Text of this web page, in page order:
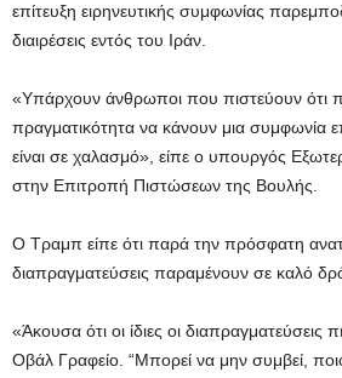
επίτευξη ειρηνευτικής συμφωνίας
διαιρέσεις εντός του Ιράν.
«Υπάρχουν άνθρωποι που πιστεύουν ότι
πραγματικότητα να κάνουν μια συμφωνία
είναι σε χαλασμό», είπε ο υπουργός
στην Επιτροπή Πιστώσεων της Βουλής.
Ο Τραμπ είπε ότι παρά την πρόσφατη
διαπραγματεύσεις παραμένουν σε καλό
«Άκουσα ότι οι ίδιες οι διαπραγματεύσεις
Οβάλ Γραφείο. “Μπορεί να μην συμβεί,